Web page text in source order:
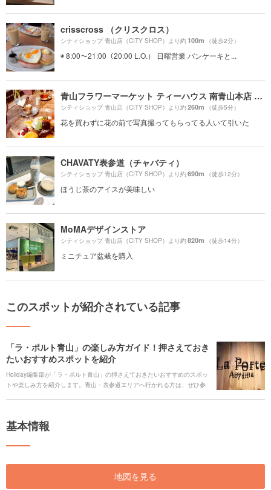
crisscross （クリスクロス）
シティショップ 青山店（CITY SHOP）より約100m （徒歩2分）
◉ 8:00〜21:00（20:00 L.O.） 日曜営業 パンケーキと...
青山フラワーマーケット ティーハウス 南青山本店 （Aoyama Flower Market TEA HOUSE）
シティショップ 青山店（CITY SHOP）より約260m （徒歩5分）
花を買わずに花の前で写真撮ってもらってる人いて引いた
CHAVATY表参道（チャバティ）
シティショップ 青山店（CITY SHOP）より約690m （徒歩12分）
ほうじ茶のアイスが美味しい
MoMAデザインストア
シティショップ 青山店（CITY SHOP）より約820m （徒歩14分）
ミニチュア盆栽を購入
このスポットが紹介されている記事
「ラ・ポルト青山」の楽しみ方ガイド！押さえておき
たいおすすめスポットを紹介
Holiday編集部が「ラ・ポルト青山」の押さえておきたいおすすめのスポッ
トや楽しみ方を紹介します。青山・表参道エリアへ行かれる方は、ぜひ参
基本情報
地図を見る